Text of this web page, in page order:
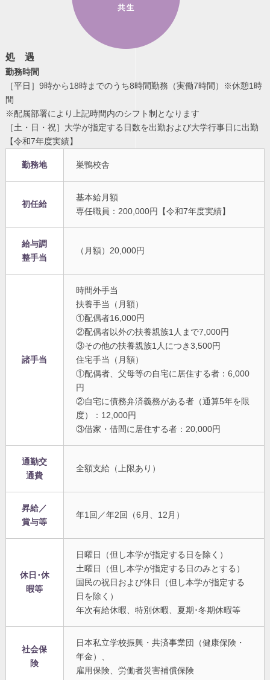
処 遇
勤務時間
［平日］9時から18時までのうち8時間勤務（実働7時間）※休憩1時
間
※配属部署により上記時間内のシフト制となります
［土・日・祝］大学が指定する日数を出勤および大学行事日に出勤
【令和7年度実績】
勤務地 巣鴨校舎
初任給
基本給月額
専任職員：200,000円【令和7年度実績】
給与調
整手当
（月額）20,000円
諸手当
時間外手当
扶養手当（月額）
①配偶者16,000円
②配偶者以外の扶養親族1人まで7,000円
③その他の扶養親族1人につき3,500円
住宅手当（月額）
①配偶者、父母等の自宅に居住する者：6,000
円
②自宅に債務弁済義務がある者（通算5年を限
度）：12,000円
③借家・借間に居住する者：20,000円
通勤交
通費
全額支給（上限あり）
昇給／
賞与等
年1回／年2回（6月、12月）
休日･休
暇等
日曜日（但し本学が指定する日を除く）
土曜日（但し本学が指定する日のみとする）
国民の祝日および休日（但し本学が指定する
日を除く）
年次有給休暇、特別休暇、夏期･冬期休暇等
社会保
険
日本私立学校振興・共済事業団（健康保険・
年金）、
雇用保険、労働者災害補償保険